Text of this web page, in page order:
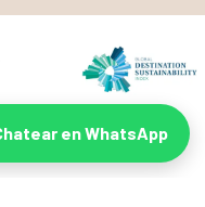
Bordeaux Métropole
en WhatsApp